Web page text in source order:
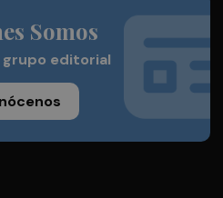
Somos
grupo editorial